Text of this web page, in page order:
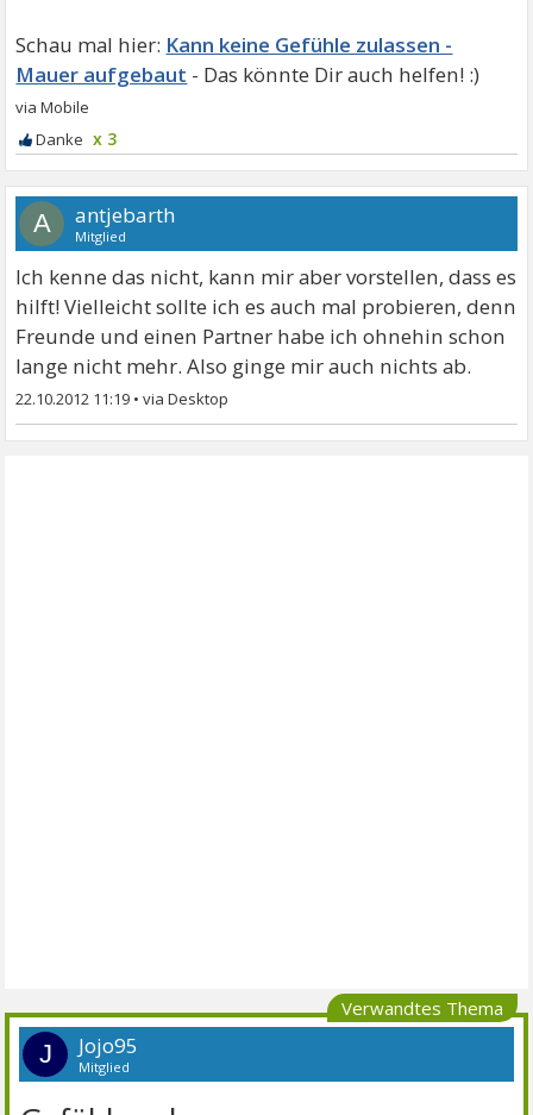
Kann keine Gefühle zulassen -
Mauer aufgebaut
x 3
A antjebarth
Mitglied
Ich kenne das nicht, kann mir aber vorstellen, dass es
hilft! Vielleicht sollte ich es auch mal probieren, denn
Freunde und einen Partner habe ich ohnehin schon
lange nicht mehr. Also ginge mir auch nichts ab.
22.10.2012 11:19 •
Verwandtes Thema
J Jojo95
Mitglied